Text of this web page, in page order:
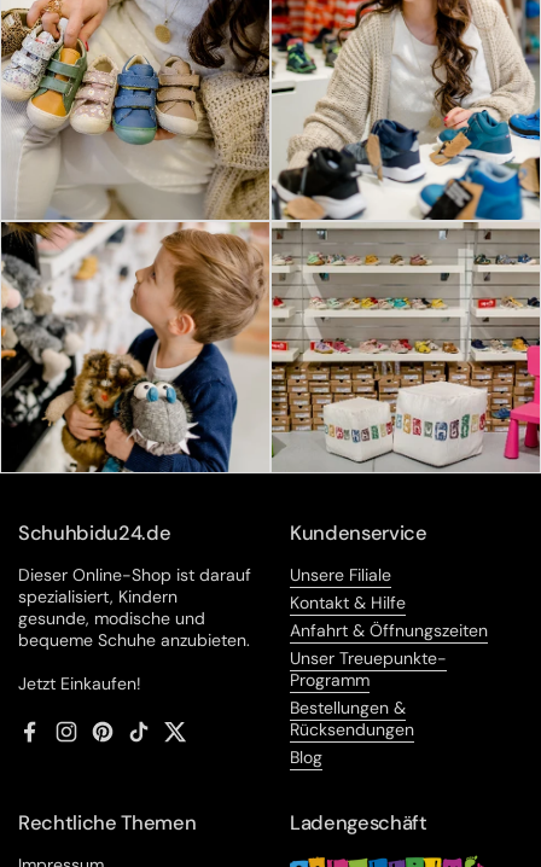
Schuhbidu24.de
Dieser Online-Shop ist darauf
spezialisiert, Kindern
gesunde, modische und
bequeme Schuhe anzubieten.
Jetzt Einkaufen!
FacebookInstagram
Pinterest
TikTokTwitter
Kundenservice
Unsere Filiale
Kontakt & Hilfe
Anfahrt & Öffnungszeiten
Unser Treuepunkte-
Programm
Bestellungen &
Rücksendungen
Blog
Rechtliche Themen Ladengeschäft